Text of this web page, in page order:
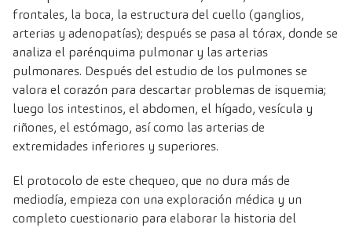
frontales, la boca, la estructura del cuello (ganglios,
arterias y adenopatías); después se pasa al tórax, donde se
analiza el parénquima pulmonar y las arterias
pulmonares. Después del estudio de los pulmones se
valora el corazón para descartar problemas de isquemia;
luego los intestinos, el abdomen, el hígado, vesícula y
riñones, el estómago, así como las arterias de
extremidades inferiores y superiores.
El protocolo de este chequeo, que no dura más de
mediodía, empieza con una exploración médica y un
completo cuestionario para elaborar la historia del